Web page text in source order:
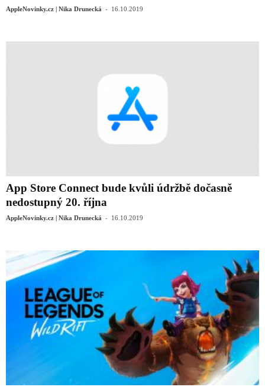
AppleNovinky.cz | Nika Drunecká - 16.10.2019
App Store Connect bude kvůli údržbě dočasně
nedostupný 20. října
AppleNovinky.cz | Nika Drunecká - 16.10.2019